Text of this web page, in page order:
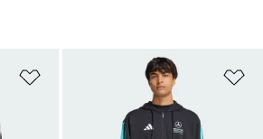
Añadir a la lista de deseos